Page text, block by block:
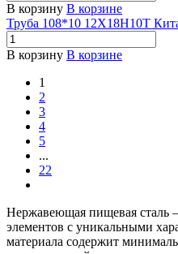
В корзину В корзине
Труба 108*10 12Х18Н10Т
В корзину В корзине
1
2
3
4
5
...
22
Нержавеющая пищевая сталь
элементов с уникальными
материала содержит